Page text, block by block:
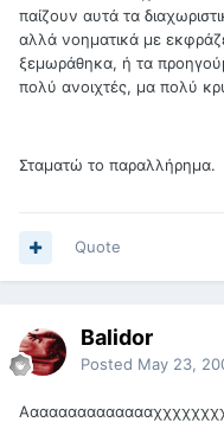
παίζουν αυτά τα
αλλά νοηματικά με
ξεμωράθηκα, ή τα
πολύ ανοιχτές, μα πολύ
Σταματώ το παραλλήρημα.
Quote
Balidor
Posted May 23,